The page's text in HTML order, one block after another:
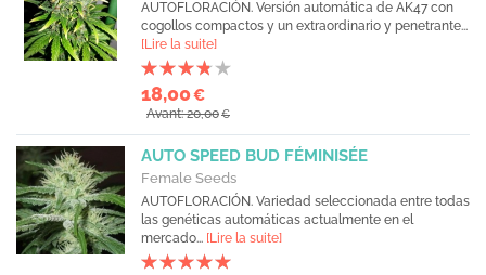
AUTOFLORACIÓN. Versión automática de AK47 con
cogollos compactos y un extraordinario y penetrante...
[Lire la suite]
18,00€
Avant: 20,00€
AUTO SPEED BUD FÉMINISÉE
Female Seeds
AUTOFLORACIÓN. Variedad seleccionada entre todas
las genéticas automáticas actualmente en el
mercado... [Lire la suite]